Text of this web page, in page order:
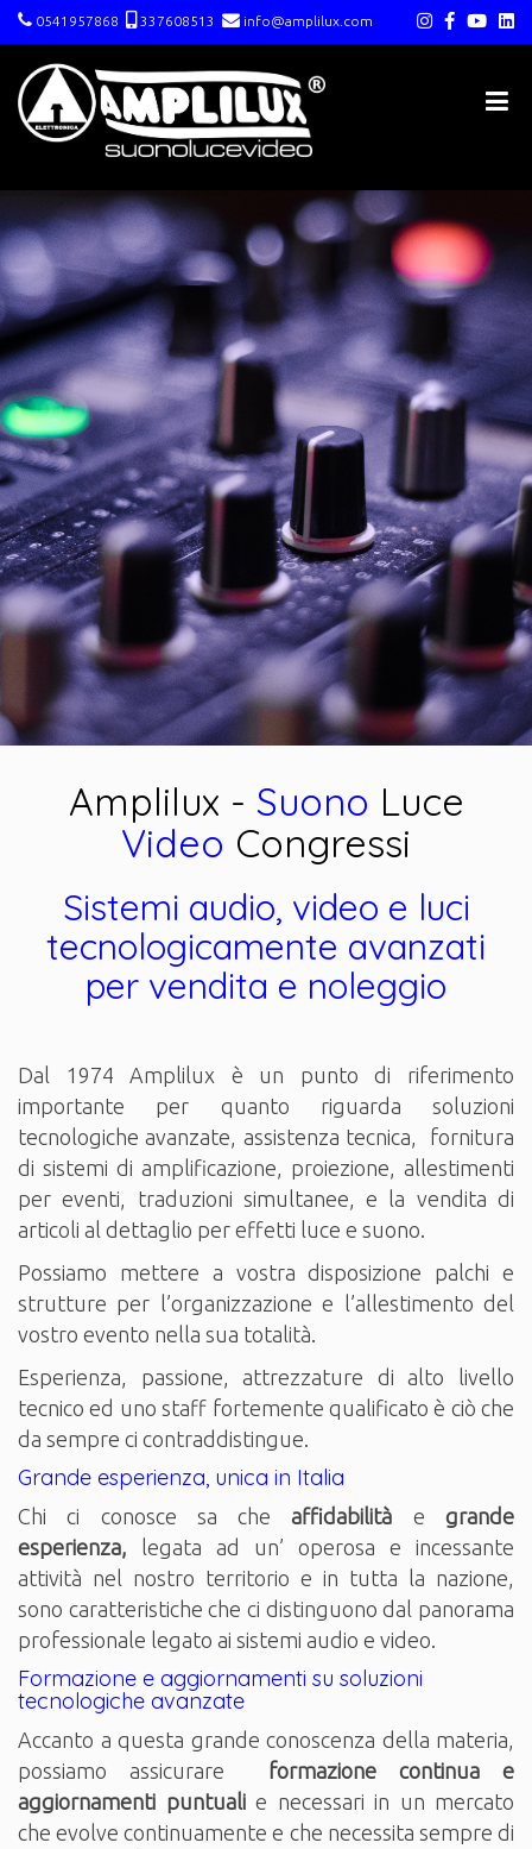
0541957868 337608513 info@amplilux.com
Amplilux - Suono Luce
Video Congressi
Sistemi audio, video e luci
tecnologicamente avanzati
per vendita e noleggio
Dal 1974 Amplilux è un punto di riferimento
importante per quanto riguarda soluzioni
tecnologiche avanzate, assistenza tecnica, fornitura
di sistemi di amplificazione, proiezione, allestimenti
per eventi, traduzioni simultanee, e la vendita di
articoli al dettaglio per effetti luce e suono.
Possiamo mettere a vostra disposizione palchi e
strutture per l’organizzazione e l’allestimento del
vostro evento nella sua totalità.
Esperienza, passione, attrezzature di alto livello
tecnico ed uno staff fortemente qualificato è ciò che
da sempre ci contraddistingue.
Grande esperienza, unica in Italia
Chi ci conosce sa cheaffidabilità e grande
esperienza, legata ad un’ operosa e incessante
attività nel nostro territorio e in tutta la nazione,
sono caratteristiche che ci distinguono dal panorama
professionale legato ai sistemi audio e video.
Formazione e aggiornamenti su soluzioni
tecnologiche avanzate
Accanto a questa grande conoscenza della materia,
possiamo assicurare formazione continua e
aggiornamenti puntualie necessari in un mercato
che evolve continuamente e che necessita sempre di